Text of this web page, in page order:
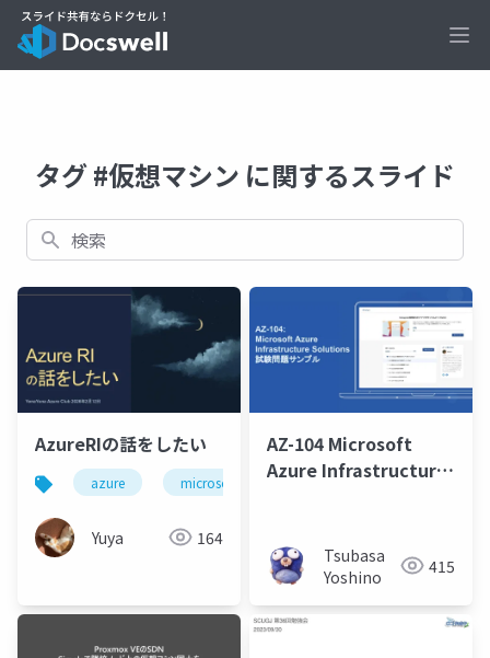
タグ #仮想マシン に関するスライド
検索
AzureRIの話をしたい
azure microsoft finops
Yuya 164
AZ-104 Microsoft
Azure Infrastructure
Tsubasa
Yoshino
415